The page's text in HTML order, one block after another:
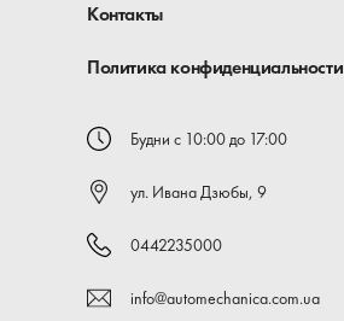
Контакты
Политика конфиденциальности
Будни с 10:00 до 17:00
ул. Ивана Дзюбы, 9
0442235000
info@automechanica.com.ua